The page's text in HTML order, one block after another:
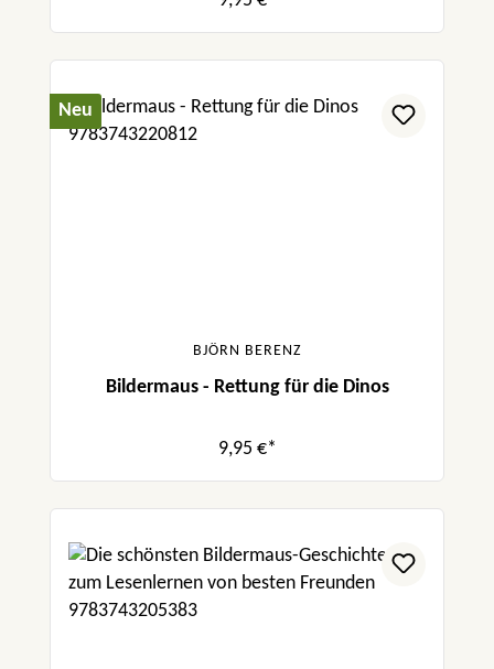
Neu
BJÖRN BERENZ
Bildermaus - Rettung für die Dinos
9,95 €*